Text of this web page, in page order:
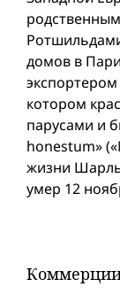
домов в
котором
парусами и
honestum»
жизни
умер 12